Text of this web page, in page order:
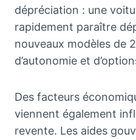
dépréciation : une
rapidement paraître
nouveaux modèles de
d’autonomie et
Des facteurs
viennent également
revente. Les aides